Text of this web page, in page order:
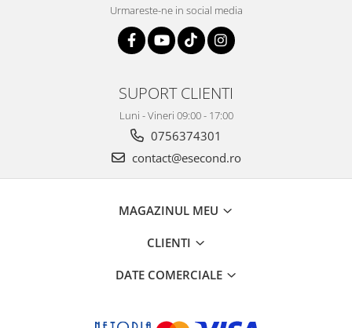
Televizoare & accesorii
Curatenie si intretinere
Urmareste-ne in social media
SUPORT CLIENTI
Luni - Vineri 09:00 - 17:00
0756374301
contact@esecond.ro
MAGAZINUL MEU
CLIENTI
DATE COMERCIALE